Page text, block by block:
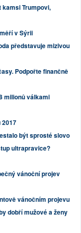
Trumpovi,
v Sýrii
představuje mizivou
Podpořte finančně
milionů válkami
2017
být sprosté slovo
ultrapravice?
vánoční projev
vánočním projevu
dobří mužové a ženy